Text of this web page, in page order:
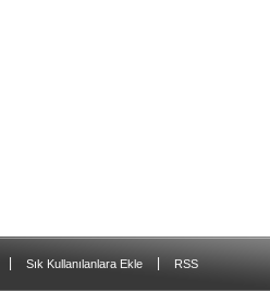
Sık Kullanılanlara Ekle RSS